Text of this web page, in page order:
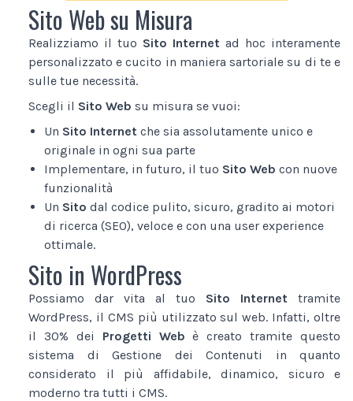
Sito Web su Misura
Realizziamo il tuo Sito Internet ad hoc interamente
personalizzato e cucito in maniera sartoriale su di te e
sulle tue necessità.
Scegli il Sito Web su misura se vuoi:
Un Sito Internet che sia assolutamente unico e
originale in ogni sua parte
Implementare, in futuro, il tuo Sito Web con nuove
funzionalità
Un Sito dal codice pulito, sicuro, gradito ai motori
di ricerca (SEO), veloce e con una user experience
ottimale.
Sito in WordPress
Possiamo dar vita al tuo Sito Internet tramite
WordPress, il CMS più utilizzato sul web. Infatti, oltre
il 30% dei Progetti Web è creato tramite questo
sistema di Gestione dei Contenuti in quanto
considerato il più affidabile, dinamico, sicuro e
moderno tra tutti i CMS.